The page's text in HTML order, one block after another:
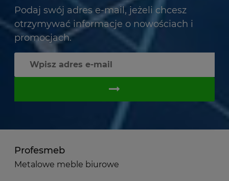
Podaj swój adres e-mail, jeżeli chcesz
otrzymywać informacje o nowościach i
promocjach.
Profesmeb
Metalowe meble biurowe